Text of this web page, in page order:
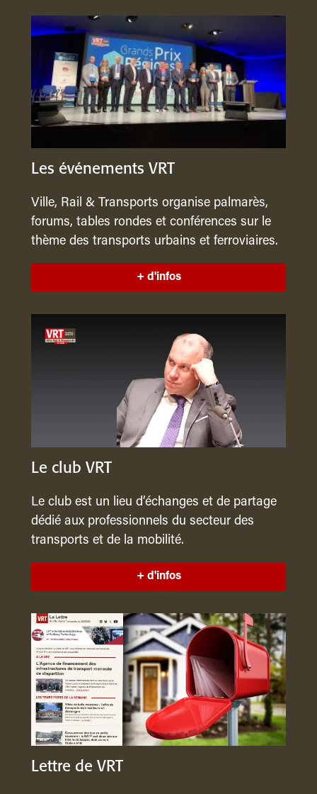
Les événements VRT
Ville, Rail & Transports organise palmarès,
forums, tables rondes et conférences sur le
thème des transports urbains et ferroviaires.
+ d'infos
Le club VRT
Le club est un lieu d’échanges et de partage
dédié aux professionnels du secteur des
transports et de la mobilité.
+ d'infos
Lettre de VRT